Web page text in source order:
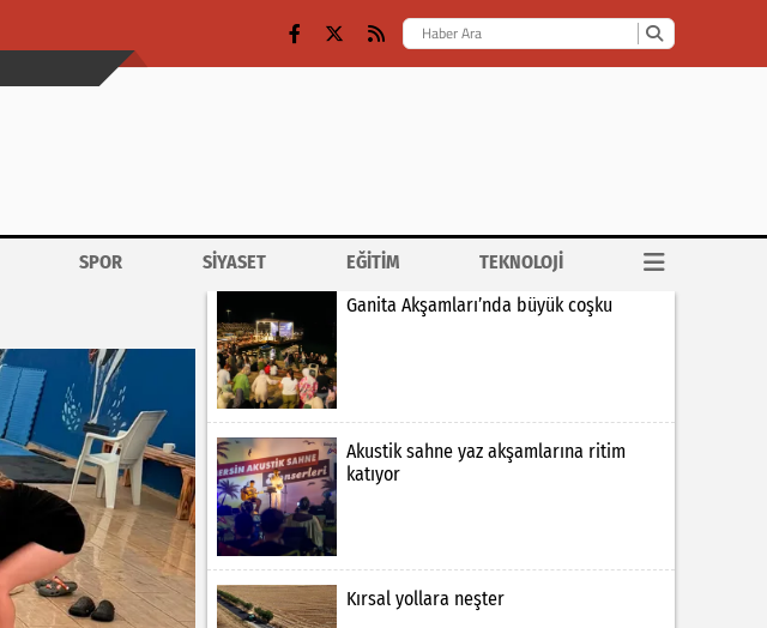
SPOR SİYASET EĞİTİM TEKNOLOJİ
Ganita Akşamları’nda büyük coşku
Akustik sahne yaz akşamlarına ritim
katıyor
Kırsal yollara neşter